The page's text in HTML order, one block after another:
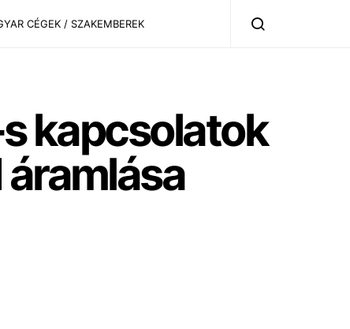
CÉGEK / SZAKEMBEREK
kapcsolatok